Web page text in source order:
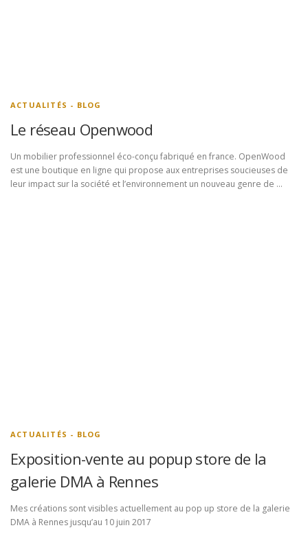
ACTUALITÉS - BLOG
Le réseau Openwood
Un mobilier professionnel éco-conçu fabriqué en france. OpenWood
est une boutique en ligne qui propose aux entreprises soucieuses de
leur impact sur la société et l’environnement un nouveau genre de …
ACTUALITÉS - BLOG
Exposition-vente au popup store de la
galerie DMA à Rennes
Mes créations sont visibles actuellement au pop up store de la galerie
DMA à Rennes jusqu’au 10 juin 2017